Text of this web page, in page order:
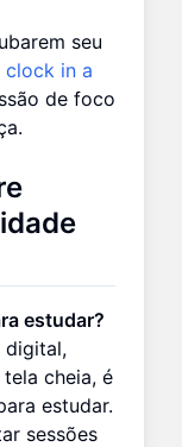
seu
clock in a
de foco
estudar?
digital,
cheia, é
estudar.
sessões